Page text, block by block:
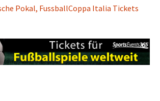
Pokal, FussballCoppa Italia Tickets